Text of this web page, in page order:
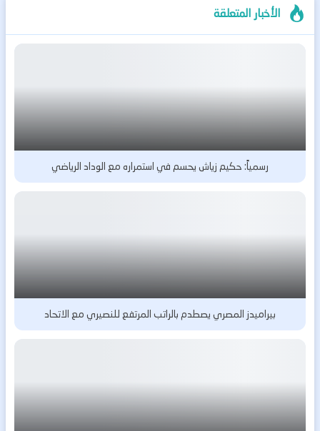
الأخبار المتعلقة
رسمياً: حكيم زياش يحسم في استمراره مع الوداد الرياضي
بيراميدز المصري يصطدم بالراتب المرتفع للنصيري مع الاتحاد